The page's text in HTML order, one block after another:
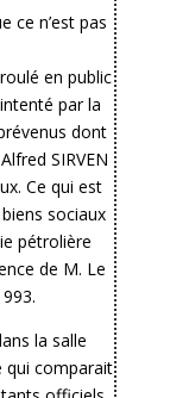
ce n’est pas
en public
par la
dont
SIRVEN
Ce qui est
sociaux
pétrolière
de M. Le
la salle
qui comparait